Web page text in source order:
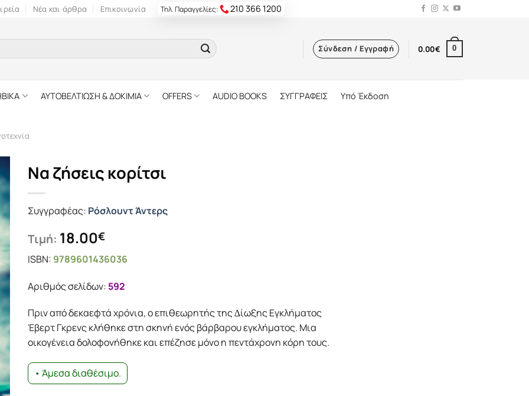
Νέα και άρθρα Επικοινωνία Τηλ. Παραγγελίες: 210 366 1200
Σύνδεση / Εγγραφή 0.00€ 0
ΑΥΤΟΒΕΛΤΙΩΣΗ & ΔΟΚΙΜΙΑ OFFERS AUDIO BOOKS ΣΥΓΓΡΑΦΕΙΣ Υπό Έκδοση
Να ζήσεις κορίτσι
Συγγραφέας: Ρόσλουντ Άντερς
Τιμή: 18.00€
ISBN: 9789601436036
Αριθμός σελίδων: 592
Πριν από δεκαεφτά χρόνια, ο επιθεωρητής της ∆ίωξης Εγκλήµατος
Έβερτ Γκρενς κλήθηκε στη σκηνή ενός βάρβαρου εγκλήµατος. Μια
οικογένεια δολοφονήθηκε και επέζησε µόνο η πεντάχρονη κόρη τους.
• Άμεσα διαθέσιμο.